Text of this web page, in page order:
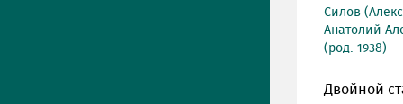
Силов
Анатолий
(род. 1938)
Двойной